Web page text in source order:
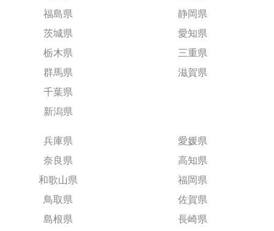
福島県
茨城県
栃木県
群馬県
千葉県
新潟県
静岡県
愛知県
三重県
滋賀県
兵庫県
奈良県
和歌山県
鳥取県
島根県
愛媛県
高知県
福岡県
佐賀県
長崎県